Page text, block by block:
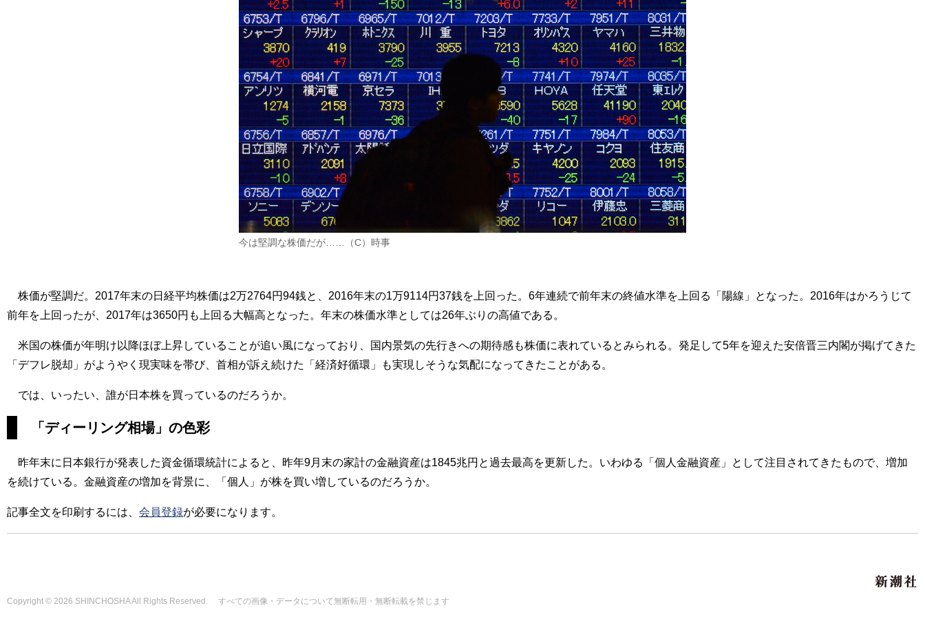
今は堅調な株価だが……（C）時事
株価が堅調だ。2017年末の日経平均株価は2万2764円94銭と、2016年末の1万9114円37銭を上回った。6年連続で前年末の終値水準を上回る「陽線」となった。2016年はかろうじて
前年を上回ったが、2017年は3650円も上回る大幅高となった。年末の株価水準としては26年ぶりの高値である。
米国の株価が年明け以降ほぼ上昇していることが追い風になっており、国内景気の先行きへの期待感も株価に表れているとみられる。発足して5年を迎えた安倍晋三内閣が掲げてきた
「デフレ脱却」がようやく現実味を帯び、首相が訴え続けた「経済好循環」も実現しそうな気配になってきたことがある。
では、いったい、誰が日本株を買っているのだろうか。
「ディーリング相場」の色彩
昨年末に日本銀行が発表した資金循環統計によると、昨年9月末の家計の金融資産は1845兆円と過去最高を更新した。いわゆる「個人金融資産」として注目されてきたもので、増加
を続けている。金融資産の増加を背景に、「個人」が株を買い増しているのだろうか。
記事全文を印刷するには、 会員登録が必要になります。
Copyright © 2026 SHINCHOSHA All Rights Reserved. すべての画像・データについて無断転用・無断転載を禁じます